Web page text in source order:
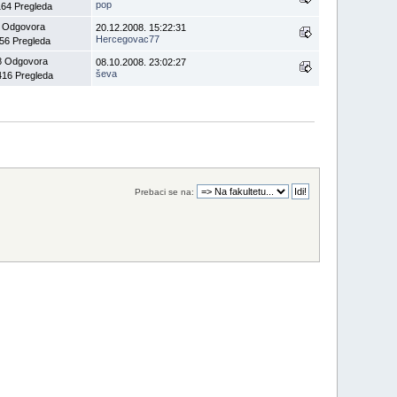
Pregleda
pop
Odgovora
Pregleda
20.12.2008. 15:22:31
Hercegovac77
Odgovora
Pregleda
08.10.2008. 23:02:27
ševa
Prebaci se na: